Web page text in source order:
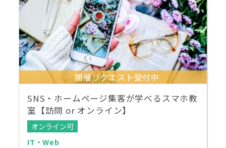
開催リクエスト受付中
SNS・ホームページ集客が学べるスマホ教
室【訪問 or オンライン】
オンライン可
IT・Web